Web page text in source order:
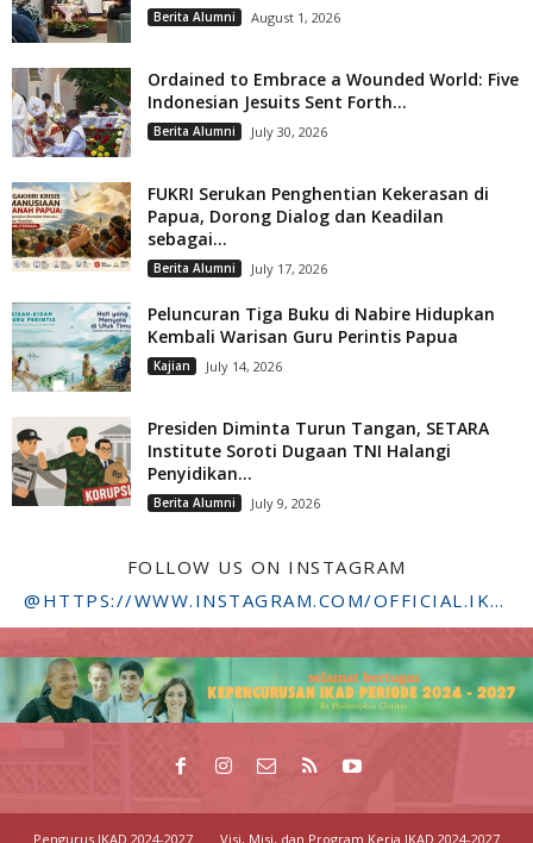
Berita Alumni August 1, 2026
Ordained to Embrace a Wounded World: Five
Indonesian Jesuits Sent Forth...
Berita Alumni July 30, 2026
FUKRI Serukan Penghentian Kekerasan di
Papua, Dorong Dialog dan Keadilan
sebagai...
Berita Alumni July 17, 2026
Peluncuran Tiga Buku di Nabire Hidupkan
Kembali Warisan Guru Perintis Papua
Kajian July 14, 2026
Presiden Diminta Turun Tangan, SETARA
Institute Soroti Dugaan TNI Halangi
Penyidikan...
Berita Alumni July 9, 2026
FOLLOW US ON INSTAGRAM
@HTTPS://WWW.INSTAGRAM.COM/OFFICIAL.IKADSTFDRIYARKARA/
Pengurus IKAD 2024-2027 Visi, Misi, dan Program Kerja IKAD 2024-2027